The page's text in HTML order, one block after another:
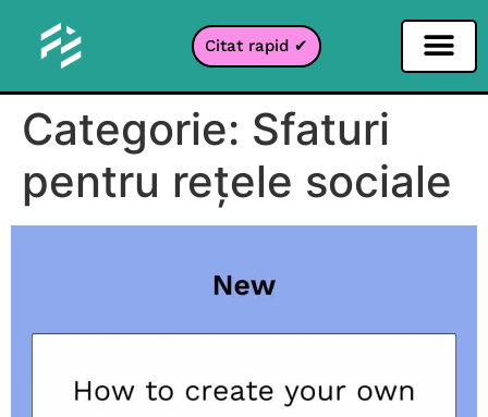
Citat rapid ✔
Categorie: Sfaturi
pentru rețele sociale